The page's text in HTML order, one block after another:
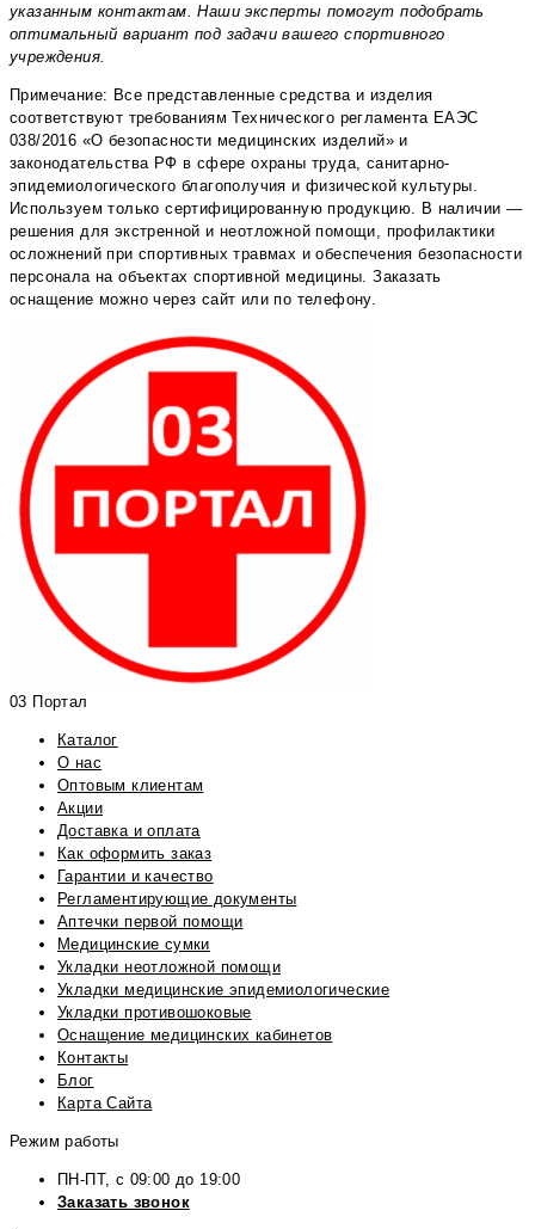
указанным контактам. Наши эксперты помогут подобрать
оптимальный вариант под задачи вашего спортивного
учреждения.
Примечание: Все представленные средства и изделия
соответствуют требованиям Технического регламента ЕАЭС
038/2016 «О безопасности медицинских изделий» и
законодательства РФ в сфере охраны труда, санитарно-
эпидемиологического благополучия и физической культуры.
Используем только сертифицированную продукцию. В наличии —
решения для экстренной и неотложной помощи, профилактики
осложнений при спортивных травмах и обеспечения безопасности
персонала на объектах спортивной медицины. Заказать
оснащение можно через сайт или по телефону.
03 Портал
Каталог
О нас
Оптовым клиентам
Акции
Доставка и оплата
Как оформить заказ
Гарантии и качество
Регламентирующие документы
Аптечки первой помощи
Медицинские сумки
Укладки неотложной помощи
Укладки медицинские эпидемиологические
Укладки противошоковые
Оснащение медицинских кабинетов
Контакты
Блог
Карта Сайта
Режим работы
ПН-ПТ, с 09:00 до 19:00
Заказать звонок